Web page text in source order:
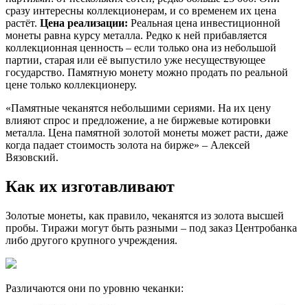
сразу интересны коллекционерам, и со временем их цена
растёт. Цена реализации: Реальная цена инвестиционной
монеты равна курсу металла. Редко к ней прибавляется
коллекционная ценность – если только она из небольшой
партии, старая или её выпустило уже несуществующее
государство. Памятную монету можно продать по реальной
цене только коллекционеру.
«Памятные чеканятся небольшими сериями. На их цену
влияют спрос и предложение, а не биржевые котировки
металла. Цена памятной золотой монеты может расти, даже
когда падает стоимость золота на бирже» – Алексей
Вязовский.
Как их изготавливают
Золотые монеты, как правило, чеканятся из золота высшей
пробы. Тиражи могут быть разными – под заказ Центробанка
либо другого крупного учреждения.
Различаются они по уровню чеканки: